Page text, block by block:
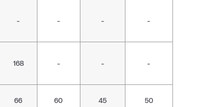
- - - -
168 - - -
66 60 45 50